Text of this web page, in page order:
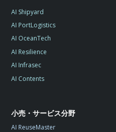
AI Shipyard
AI PortLogistics
AI OceanTech
AI Resilience
AI Infrasec
AI Contents
小売・サービス分野
AI ReuseMaster